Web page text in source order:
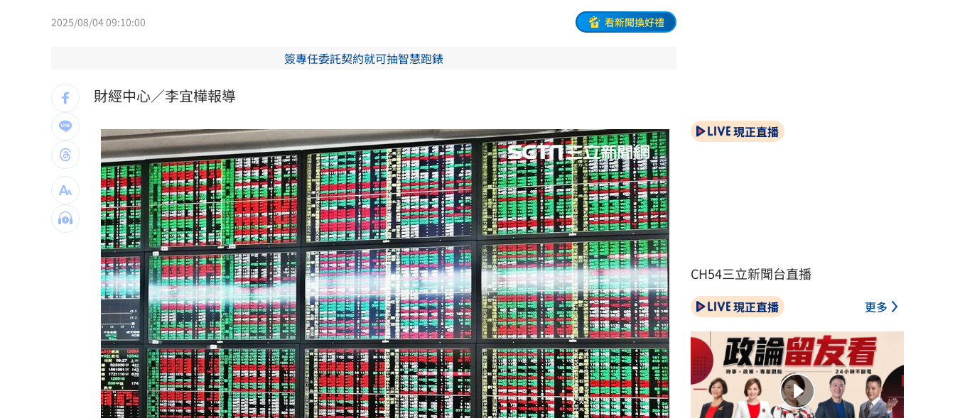
女律師為何騙到慈濟10億？李怡貞驚揭身分
淚別高希均！沈春華悲痛揭私下真面目
韓股又出事？高盛喊出「新目標價」 05:35
台北市長投票結果曝 她驚喊：蔣該緊張了 05:33
慈濟遭詐10億 陳時中4年前苦勸1句被罵爆 05:32
設備大廠的「他」！上半年獲利達去年6成 05:30
外資砍它2萬張 38萬股東拿綠螢光棒自嗨 05:30
台灣彩券開獎直播中 20:31
LIVE三立+24小時直播 15:27
三立iNEWS新聞台線上直播 18:00
理想混蛋號召粉絲跨海追星吃美食！ 18:15
2025/08/04 09:10:00 看新聞換好禮
簽專任委託契約就可抽智慧跑錶
財經中心／李宜樺報導
現正直播
CH54三立新聞台直播
現正直播 更多